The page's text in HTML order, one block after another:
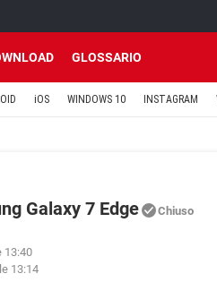
GLOSSARIO
iOS WINDOWS 10 INSTAGRAM
Galaxy 7 Edge Chiuso
13:40
13:14